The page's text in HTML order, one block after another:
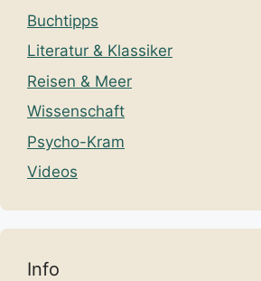
Buchtipps
Literatur & Klassiker
Reisen & Meer
Wissenschaft
Psycho-Kram
Videos
Info